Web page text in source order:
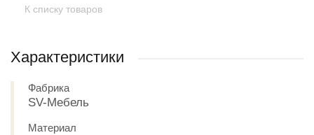
К списку товаров
Характеристики
Фабрика
SV-Мебель
Материал